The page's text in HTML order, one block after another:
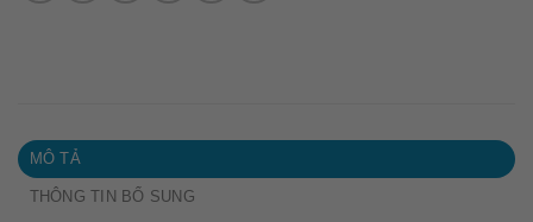
MÔ TẢ
THÔNG TIN BỔ SUNG